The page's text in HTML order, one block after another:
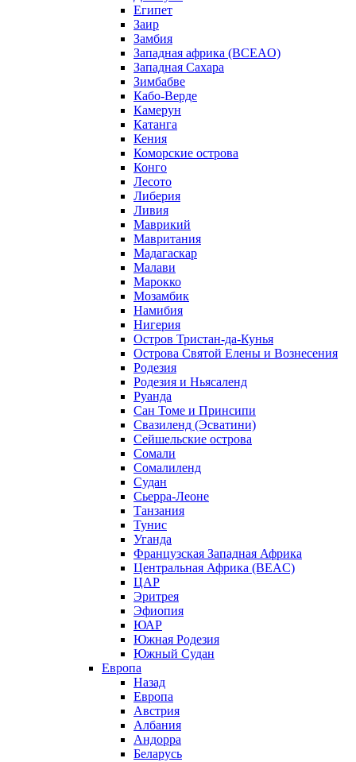
Египет
Заир
Замбия
Западная африка (BCEAO)
Западная Сахара
Зимбабве
Кабо-Верде
Камерун
Катанга
Кения
Коморские острова
Конго
Лесото
Либерия
Ливия
Маврикий
Мавритания
Мадагаскар
Малави
Марокко
Мозамбик
Намибия
Нигерия
Остров Тристан-да-Кунья
Острова Святой Елены и Вознесения
Родезия
Родезия и Ньясаленд
Руанда
Сан Томе и Принсипи
Свазиленд (Эсватини)
Сейшельские острова
Сомали
Сомалиленд
Судан
Сьерра-Леоне
Танзания
Тунис
Уганда
Французская Западная Африка
Центральная Африка (BEAC)
ЦАР
Эритрея
Эфиопия
ЮАР
Южная Родезия
Южный Судан
Европа
Назад
Европа
Австрия
Албания
Андорра
Беларусь